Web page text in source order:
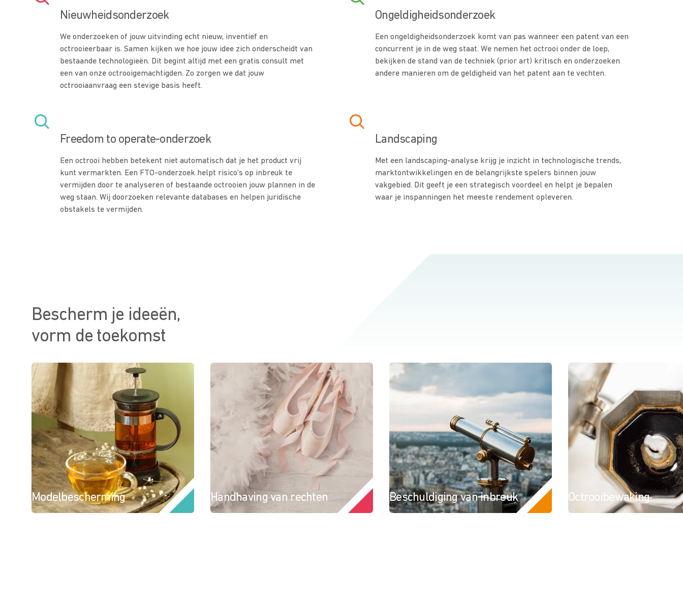
Nieuwheidsonderzoek
We onderzoeken of jouw uitvinding echt nieuw, inventief en
octrooieerbaar is. Samen kijken we hoe jouw idee zich onderscheidt van
bestaande technologieën. Dit begint altijd met een gratis consult met
een van onze octrooigemachtigden. Zo zorgen we dat jouw
octrooiaanvraag een stevige basis heeft.
Ongeldigheidsonderzoek
Een ongeldigheidsonderzoek komt van pas wanneer een patent van een
concurrent je in de weg staat. We nemen het octrooi onder de loep,
bekijken de stand van de techniek (prior art) kritisch en onderzoeken
andere manieren om de geldigheid van het patent aan te vechten.
Freedom to operate-onderzoek
Een octrooi hebben betekent niet automatisch dat je het product vrij
kunt vermarkten. Een FTO-onderzoek helpt risico’s op inbreuk te
vermijden door te analyseren of bestaande octrooien jouw plannen in de
weg staan. Wij doorzoeken relevante databases en helpen juridische
obstakels te vermijden.
Landscaping
Met een landscaping-analyse krijg je inzicht in technologische trends,
marktontwikkelingen en de belangrijkste spelers binnen jouw
vakgebied. Dit geeft je een strategisch voordeel en helpt je bepalen
waar je inspanningen het meeste rendement opleveren.
Bescherm je ideeën,
vorm de toekomst
Modelbescherming Handhaving van rechten Beschuldiging van inbreuk Octrooibewaking